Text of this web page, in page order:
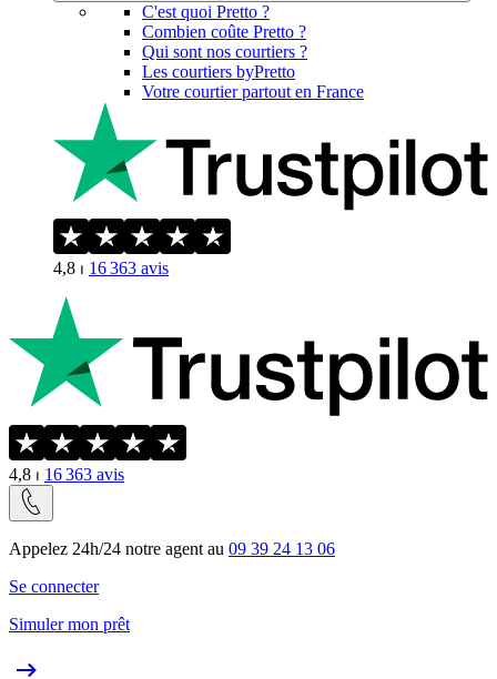
C'est quoi Pretto ?
Combien coûte Pretto ?
Qui sont nos courtiers ?
Les courtiers byPretto
Votre courtier partout en France
4,8 ⏐ 16 363 avis
4,8 ⏐ 16 363 avis
Appelez 24h/24 notre agent au 09 39 24 13 06
Se connecter
Simuler mon prêt